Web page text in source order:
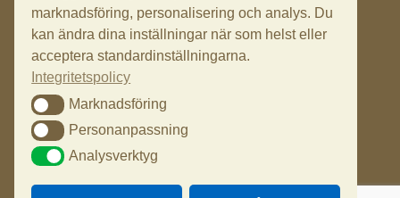
marknadsföring, personalisering och analys. Du
kan ändra dina inställningar när som helst eller
acceptera standardinställningarna.
Integritetspolicy
Marknadsföring
Marknadsföring
Personanpassning
Personanpassning
Analysverktyg
Analysverktyg